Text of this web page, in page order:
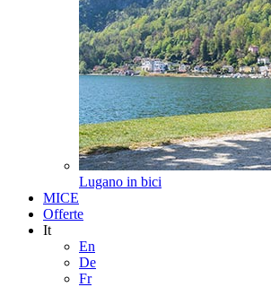
Lugano in bici
MICE
Offerte
It
En
De
Fr